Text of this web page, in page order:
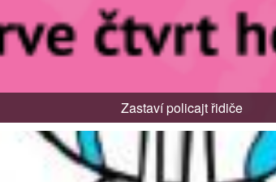
Zastaví policajt řidiče